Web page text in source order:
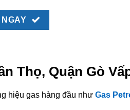
Thọ, Quận Gò
hiệu gas hàng đầu nhưGas